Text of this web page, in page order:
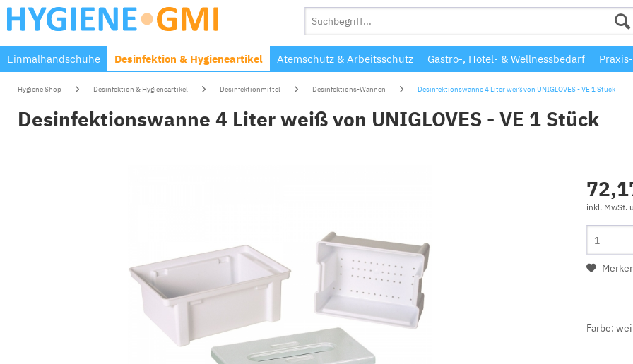
Einmalhandschuhe Desinfektion & Hygieneartikel Atemschutz & Arbeitsschutz Gastro-, Hotel- & Wellnessbedarf
Hygiene Shop Desinfektion & Hygieneartikel Desinfektionmittel Desinfektions-Wannen Desinfektionswanne 4 Liter weiß von UNIGLOVES - VE 1 Stück
Desinfektionswanne 4 Liter weiß von UNIGLOVES - VE 1 Stück
inkl. MwSt.
Farbe: